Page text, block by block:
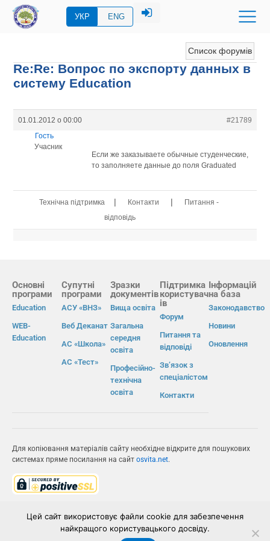
УКР ENG
Список форумів
Re:Re: Вопрос по экспорту данных в
систему Eduсation
01.01.2012 о 00:00
#21789
Гость
Учасник
Если же заказываете обычные студенческие,
то заполняете данные до поля Graduated
Технічна підтримка | Контакти |
Питання -
відповідь
Основні
програми
Education
WEB-
Education
Супутні
програми
АСУ «ВНЗ»
Веб Деканат
АС «Школа»
АС «Тест»
Зразки
документів
Вища освіта
Загальна
середня
освіта
Професійно-
технічна
освіта
Підтримка
користувач
ів
Форум
Питання та
відповіді
Зв’язок з
спеціалістом
Контакти
Інформацій
на база
Законодавство
Новини
Оновлення
Для копіювання матеріалів сайту необхідне відкрите для пошукових
системах пряме посилання на сайт osvita.net.
ІВС «ОСВІТА»
Цей сайт використовує файли cookie для забезпечення
найкращого користувацького досвіду.